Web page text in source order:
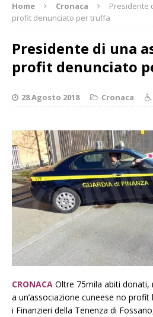
Home Cronaca
Presidente
profit denunciato per truffa
Presidente di una
profit denunciato
28 Agosto 2018 Cronaca
CRONACA Oltre 75mila abiti donati,
a un’associazione cuneese no
i Finanzieri della Tenenza di